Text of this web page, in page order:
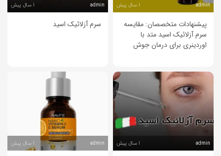
admin
پیشنهادات متخصصان: مقایسه
سرم آزلائیک اسید متد با
اوردینری برای درمان جوش
admin
سرم آزلائیک اسید
admin
admin